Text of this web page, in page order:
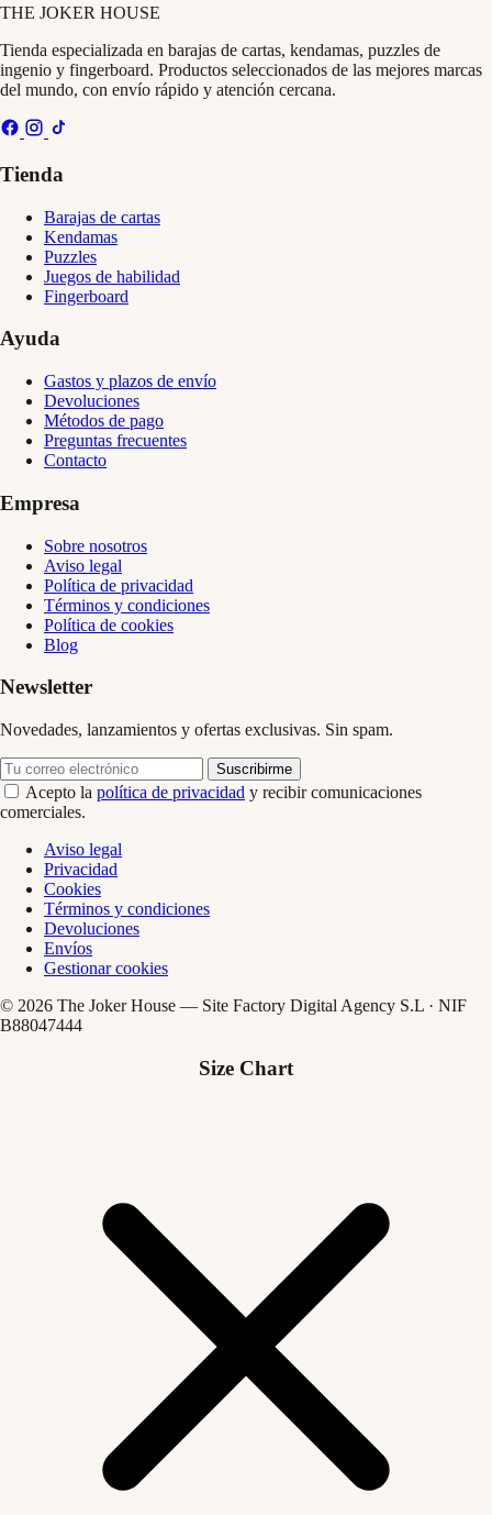
THE JOKER HOUSE
Tienda especializada en barajas de cartas, kendamas, puzzles de
ingenio y fingerboard. Productos seleccionados de las mejores marcas
del mundo, con envío rápido y atención cercana.
Tienda
Barajas de cartas
Kendamas
Puzzles
Juegos de habilidad
Fingerboard
Ayuda
Gastos y plazos de envío
Devoluciones
Métodos de pago
Preguntas frecuentes
Contacto
Empresa
Sobre nosotros
Aviso legal
Política de privacidad
Términos y condiciones
Política de cookies
Blog
Newsletter
Novedades, lanzamientos y ofertas exclusivas. Sin spam.
Suscribirme
Acepto la política de privacidad y recibir comunicaciones
comerciales.
Aviso legal
Privacidad
Cookies
Términos y condiciones
Devoluciones
Envíos
Gestionar cookies
© 2026 The Joker House — Site Factory Digital Agency S.L · NIF
B88047444
Size Chart